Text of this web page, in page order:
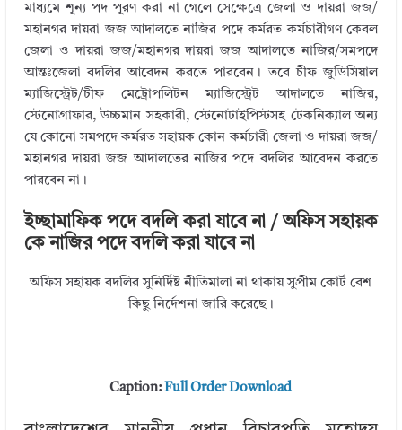
মাধ্যমে শূন্য পদ পূরণ করা না গেলে সেক্ষেত্রে জেলা ও দায়রা জজ/
মহানগর দায়রা জজ আদালতে নাজির পদে কর্মরত কর্মচারীগণ কেবল
জেলা ও দায়রা জজ/মহানগর দায়রা জজ আদালতে নাজির/সমপদে
আন্তঃজেলা বদলির আবেদন করতে পারবেন। তবে চীফ জুডিসিয়াল
ম্যাজিস্ট্রেট/চীফ মেট্রোপলিটন ম্যাজিস্ট্রেট আদালতে নাজির,
স্টেনোগ্রাফার, উচ্চমান সহকারী, স্টেনোটাইপিস্টসহ টেকনিক্যাল অন্য
যে কোনো সমপদে কর্মরত সহায়ক কোন কর্মচারী জেলা ও দায়রা জজ/
মহানগর দায়রা জজ আদালতের নাজির পদে বদলির আবেদন করতে
পারবেন না।
ইচ্ছামাফিক পদে বদলি করা যাবে না / অফিস সহায়ক
কে নাজির পদে বদলি করা যাবে না
অফিস সহায়ক বদলির সুনির্দিষ্ট নীতিমালা না থাকায় সুপ্রীম কোর্ট বেশ
কিছু নির্দেশনা জারি করেছে।
Caption:Full Order Download